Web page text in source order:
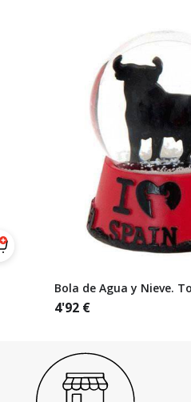
Bola de Agua y Nieve.
4'92 €